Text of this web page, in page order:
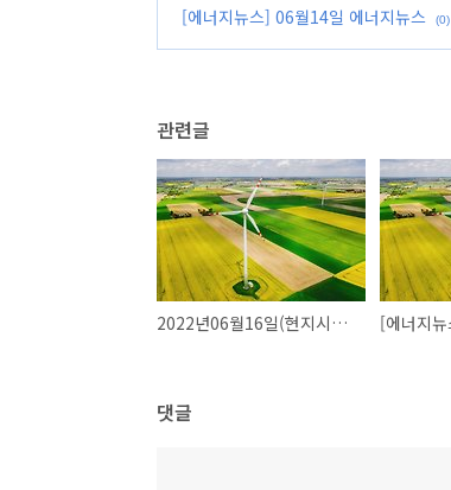
[에너지뉴스] 06월14일 에너지뉴스 (0)
관련글
2022년06월16일(현지시간) 국제유가 시세
댓글